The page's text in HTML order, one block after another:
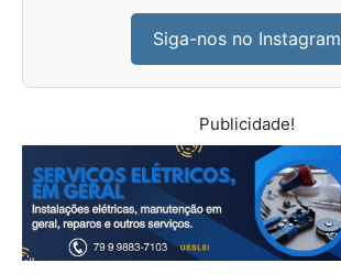
Siga-nos no Instagram
Publicidade!